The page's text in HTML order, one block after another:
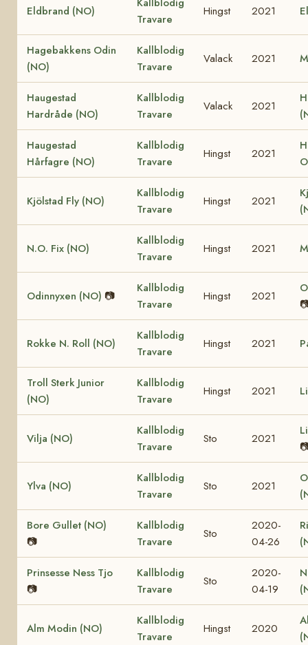
Eldbrand (NO)
Travare
Hingst 2021
Hagebakkens Odin
(NO)
Kallblodig
Travare
Valack 2021
Haugestad
Hardråde (NO)
Kallblodig
Travare
Valack 2021
Haugestad
Hårfagre (NO)
Kallblodig
Travare
Hingst 2021
Kjölstad Fly (NO)
Kallblodig
Travare
Hingst 2021
N.O. Fix (NO)
Kallblodig
Travare
Hingst 2021
Odinnyxen (NO) 📷
Kallblodig
Travare
Hingst 2021
Rokke N. Roll (NO)
Kallblodig
Travare
Hingst 2021
Troll Sterk Junior
(NO)
Kallblodig
Travare
Hingst 2021
Vilja (NO)
Kallblodig
Travare
Sto 2021
Ylva (NO)
Kallblodig
Travare
Sto 2021
Bore Gullet (NO)
📷
Kallblodig
Travare
Sto
2020-
04-26
Prinsesse Ness Tjo
📷
Kallblodig
Travare
Sto
2020-
04-19
Alm Modin (NO)
Kallblodig
Travare
Hingst 2020